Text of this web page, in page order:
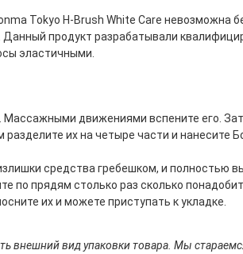
Tokyo H-Brush White Care невозможна
продукт разрабатывали
эластичными.
движениями вспените его.
их на четыре части и нанесите
средства гребешком, и полностью
по прядям столько раз сколько
их и можете приступать к укладке.
внешний вид упаковки товара. Мы